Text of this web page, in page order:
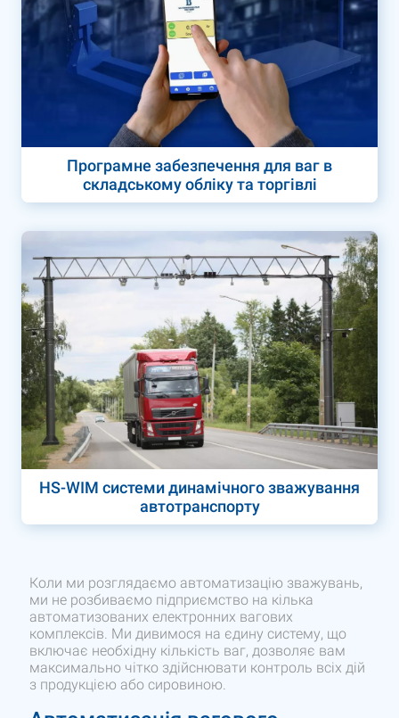
Програмне забезпечення для ваг в
складському обліку та торгівлі
HS-WIM системи динамічного зважування
автотранспорту
Коли ми розглядаємо автоматизацію зважувань,
ми не розбиваємо підприємство на кілька
автоматизованих електронних вагових
комплексів. Ми дивимося на єдину систему, що
включає необхідну кількість ваг, дозволяє вам
максимально чітко здійснювати контроль всіх дій
з продукцією або сировиною.